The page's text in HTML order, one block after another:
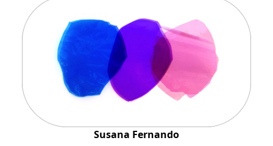
Susana Fernando